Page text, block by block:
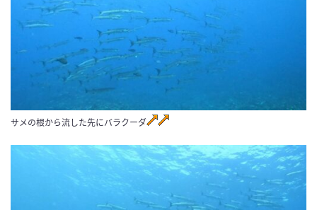
サメの根から流した先にバラクーダ